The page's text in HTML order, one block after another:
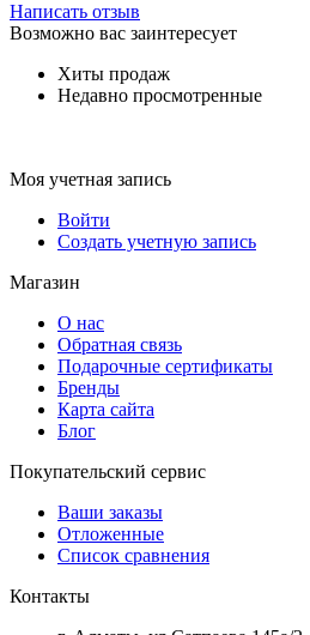
Написать отзыв
Возможно вас заинтересует
Хиты продаж
Недавно просмотренные
Моя учетная запись
Войти
Создать учетную запись
Магазин
О нас
Обратная связь
Подарочные сертификаты
Бренды
Карта сайта
Блог
Покупательский сервис
Ваши заказы
Отложенные
Список сравнения
Контакты